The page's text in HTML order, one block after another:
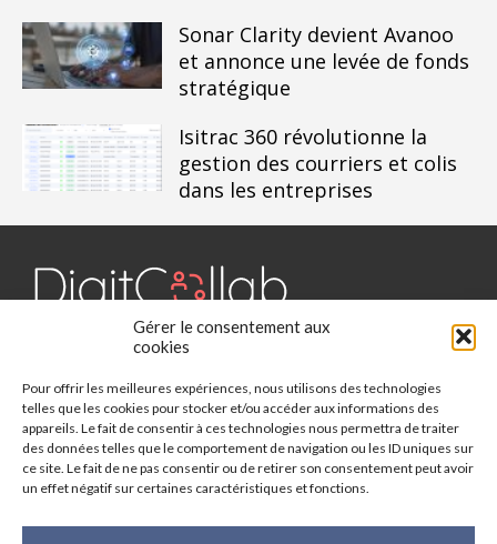
Gérer le consentement aux
cookies
Pour offrir les meilleures expériences, nous utilisons des technologies
telles que les cookies pour stocker et/ou accéder aux informations des
appareils. Le fait de consentir à ces technologies nous permettra de traiter
des données telles que le comportement de navigation ou les ID uniques sur
ce site. Le fait de ne pas consentir ou de retirer son consentement peut avoir
un effet négatif sur certaines caractéristiques et fonctions.
Sonar Clarity devient Avanoo
et annonce une levée de fonds
stratégique
Isitrac 360 révolutionne la
gestion des courriers et colis
dans les entreprises
Digit Collab est un média dédié aux outils collaboratifs, retrouvez
des études, des évènements, des livres blancs et les nominations
du secteur. Retrouvez toutes les informations sur les innovations
des outils collaboratifs.
Vous cherchez quelque chose ?